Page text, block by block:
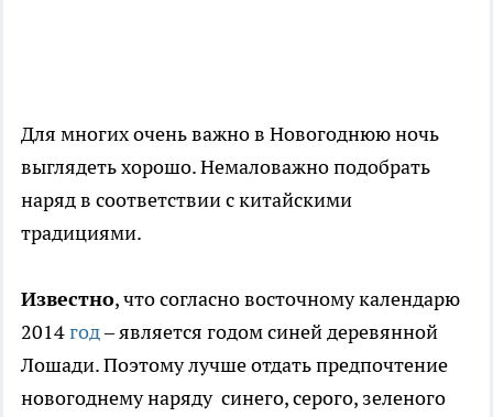
Для многих очень важно в Новогоднюю ночь
выглядеть хорошо. Немаловажно подобрать
наряд в соответствии с китайскими
традициями.
Известно, что согласно восточному календарю
2014год– является годом синей деревянной
Лошади. Поэтому лучше отдать предпочтение
новогоднему наряду синего, серого, зеленого